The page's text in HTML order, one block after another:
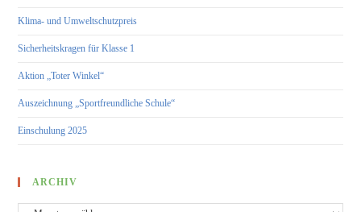
Klima- und Umweltschutzpreis
Sicherheitskragen für Klasse 1
Aktion „Toter Winkel“
Auszeichnung „Sportfreundliche Schule“
Einschulung 2025
ARCHIV